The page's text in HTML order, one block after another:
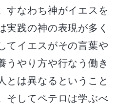
すなわち神がイエスを
実践の神の表現が多く
てイエスがその言葉や
うやり方や行なう働き
とは異なるということ
そしてペテロは学ぶべ